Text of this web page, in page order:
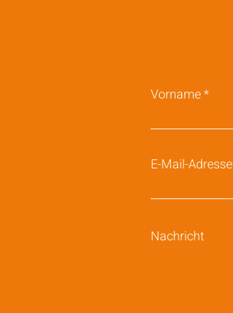
Vorname
E-Mail-Adresse
Nachricht